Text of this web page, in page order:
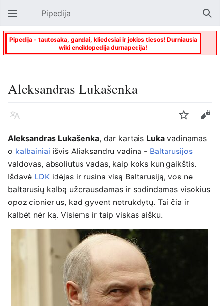
Atverti pagrindinį meniu Pipedija
Pipedija - tautosaka, gandai, kliedesiai ir jokios tiesos! Durniausia
wiki enciklopedija durnapedija!
Aleksandras Lukašenka
Kalba Stebėti
Keisti
Aleksandras Lukašenka, dar kartais Luka vadinamas
o kalbainiai išvis Aliaksandru vadina - Baltarusijos
valdovas, absoliutus vadas, kaip koks kunigaikštis.
Išdavė LDK idėjas ir rusina visą Baltarusiją, vos ne
baltarusių kalbą uždrausdamas ir sodindamas visokius
opozicionierius, kad gyvent netrukdytų. Tai čia ir
kalbėt nėr ką. Visiems ir taip viskas aišku.